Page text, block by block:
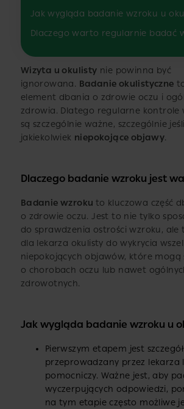
Jak wygląda badanie wzroku u
Dlaczego warto regularnie badać
Wizyta u okulisty nie powinna być
ignorowana. Badanie okulistyczne
element dbania o zdrowie oczu i
zdrowia. Dlatego regularne kontrole
są szczególnie ważne, szczególnie
jakiekolwiek niepokojące objawy.
Dlaczego badanie wzroku jest
Badanie wzroku to kluczowa część
o zdrowie oczu. Jest to nie tylko
do sprawdzenia ostrości wzroku, ale
dla lekarza okulisty do wykrycia
niepokojących objawów, które mogą
o chorobach oczu lub nawet
zdrowotnych.
Jak wygląda badanie wzroku u
Pierwszym etapem jest
przeprowadzany przez lekarza
pomocniczy. Ważne jest, aby
wyczerpujących odpowiedzi,
na tym etapie często możliwe